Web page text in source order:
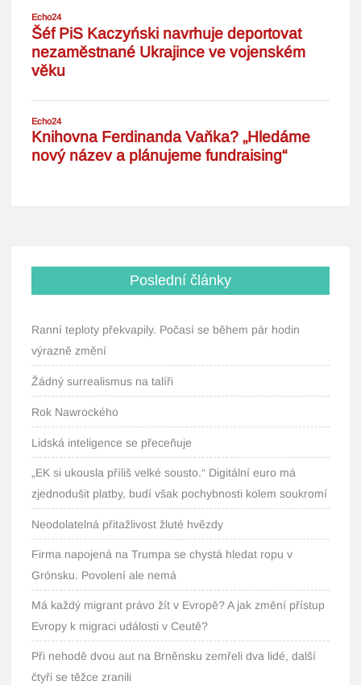
Poslední články
Ranní teploty překvapily. Počasí se během pár hodin
výrazně změní
Žádný surrealismus na talíři
Rok Nawrockého
Lidská inteligence se přeceňuje
„EK si ukousla příliš velké sousto.“ Digitální euro má
zjednodušit platby, budí však pochybnosti kolem soukromí
Neodolatelná přitažlivost žluté hvězdy
Firma napojená na Trumpa se chystá hledat ropu v
Grónsku. Povolení ale nemá
Má každý migrant právo žít v Evropě? A jak změní přístup
Evropy k migraci události v Ceutě?
Při nehodě dvou aut na Brněnsku zemřeli dva lidé, další
čtyři se těžce zranili